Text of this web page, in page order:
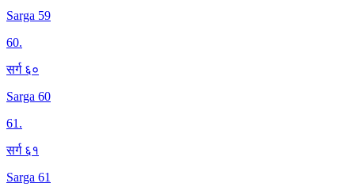
Sarga 59
60.
सर्ग ६०
Sarga 60
61.
सर्ग ६१
Sarga 61